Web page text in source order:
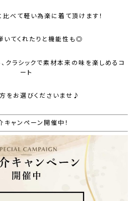
比べて軽い為楽に着て頂けます！
いてくれたりと機能性も◎
クラシックで素材本来の味を楽しめるコ
ート
をお選びくださいませ♪
キャンペーン開催中！